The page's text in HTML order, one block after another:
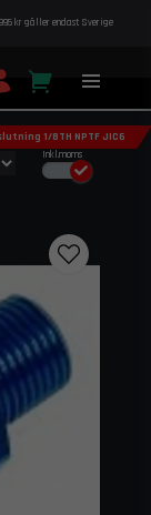
kr gäller endast Sverige
Inkl.moms
1/8TH NPTF JIC6